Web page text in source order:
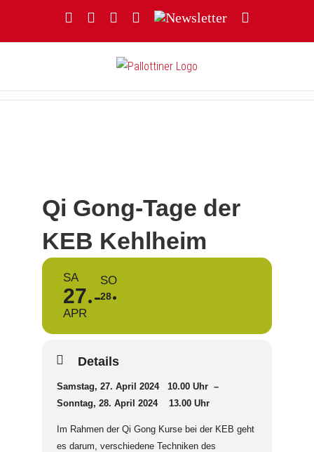
FacebookYouTubeInstagram
Threads
Newsletter
Qi Gong-Tage der
KEB Kehlheim
SA
27
APR
SO
28
Details
Samstag, 27. April 2024 10.00 Uhr –
Sonntag, 28. April 2024 13.00 Uhr
Im Rahmen der Qi Gong Kurse bei der KEB geht
es darum, verschiedene Techniken des